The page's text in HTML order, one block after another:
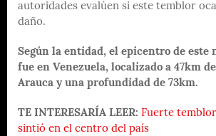
autoridades evalúen si este temblor
daño.
Según la entidad, el epicentro de este
fue en Venezuela, localizado a 47km
Arauca y una profundidad de 73km.
TE INTERESARÍA LEER: Fuerte
sintió en el centro del país